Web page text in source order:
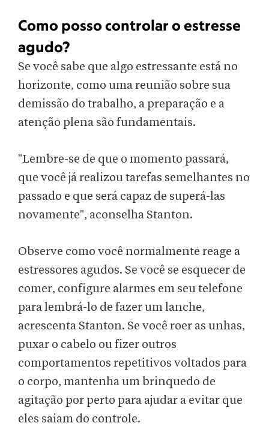
Como posso controlar o estresse
agudo?
Se você sabe que algo estressante está no
horizonte, como uma reunião sobre sua
demissão do trabalho, a preparação e a
atenção plena são fundamentais.
"Lembre-se de que o momento passará,
que você já realizou tarefas semelhantes no
passado e que será capaz de superá-las
novamente", aconselha Stanton.
Observe como você normalmente reage a
estressores agudos. Se você se esquecer de
comer, configure alarmes em seu telefone
para lembrá-lo de fazer um lanche,
acrescenta Stanton. Se você roer as unhas,
puxar o cabelo ou fizer outros
comportamentos repetitivos voltados para
o corpo, mantenha um brinquedo de
agitação por perto para ajudar a evitar que
eles saiam do controle.